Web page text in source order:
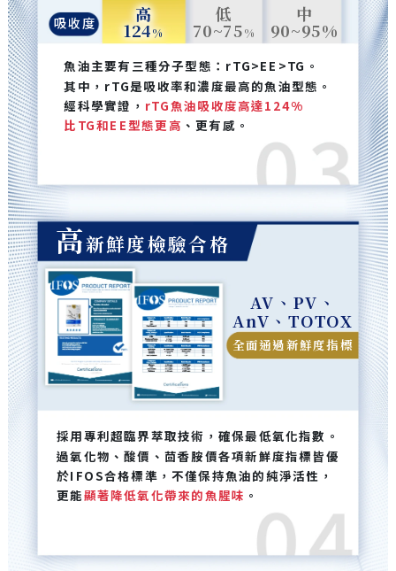
吸收度
高
124%
低
70~75%
中
90~95%
魚油主要有三種分子型態：rTG>EE>TG。
其中，rTG是吸收率和濃度最高的魚油型態。
經科學實證， rTG魚油吸收度高達124%
比TG和EE型態更高 、更有感。
高新鮮度檢驗合格
AV、PV、
AnV、TOTOX
全面通過新鮮度指標
採用專利超臨界萃取技術，確保最低氧化指數。
過氧化物、酸價、茴香胺價各項新鮮度指標皆優
於IFOS合格標準，不僅保持魚油的純淨活性，
更能顯著降低氧化帶來的魚腥味 。